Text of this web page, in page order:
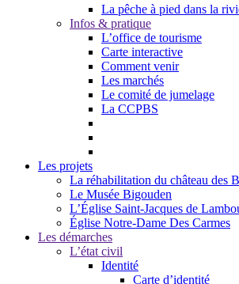
La pêche à pied dans la
Infos & pratique
L’office de tourisme
Carte interactive
Comment venir
Les marchés
Le comité de jumelage
La CCPBS
Les projets
La réhabilitation du château des
Le Musée Bigouden
L’Église Saint-Jacques de
Église Notre-Dame Des Carmes
Les démarches
L’état civil
Identité
Carte d’identité